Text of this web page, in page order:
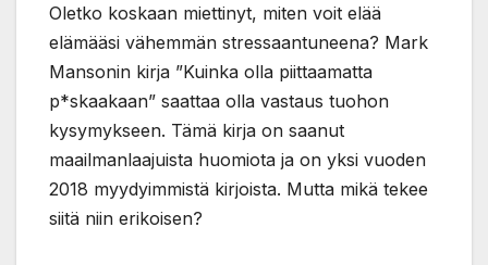
Oletko koskaan miettinyt, miten voit elää
elämääsi vähemmän stressaantuneena? Mark
Mansonin kirja ”Kuinka olla piittaamatta
p*skaakaan” saattaa olla vastaus tuohon
kysymykseen. Tämä kirja on saanut
maailmanlaajuista huomiota ja on yksi vuoden
2018 myydyimmistä kirjoista. Mutta mikä tekee
siitä niin erikoisen?